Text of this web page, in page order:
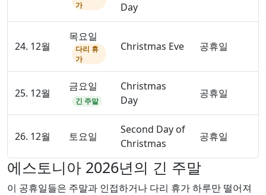
가
Day
24. 12월
목요일
다리 휴
가
Christmas Eve 공휴일
25. 12월
금요일
긴 주말
Christmas
Day
공휴일
26. 12월 토요일
Second Day of
Christmas
공휴일
에스토니아 2026년의 긴 주말
이 공휴일들은 주말과 인접하거나 다리 휴가 하루만 떨어져